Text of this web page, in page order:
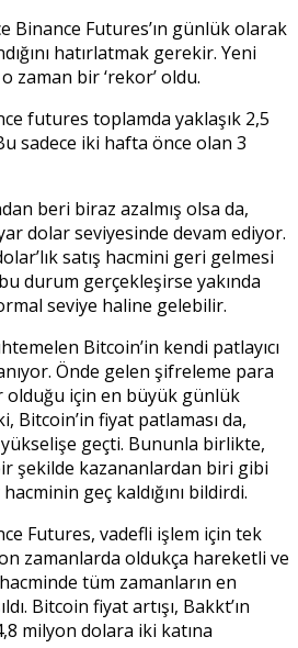
Binance Futures’ın günlük olarak
hatırlatmak gerekir. Yeni
zaman bir ‘rekor’ oldu.
futures toplamda yaklaşık 2,5
sadece iki hafta önce olan 3
beri biraz azalmış olsa da,
dolar seviyesinde devam ediyor.
satış hacmini geri gelmesi
durum gerçekleşirse yakında
seviye haline gelebilir.
Bitcoin’in kendi patlayıcı
Önde gelen şifreleme para
olduğu için en büyük günlük
Bitcoin’in fiyat patlaması da,
geçti. Bununla birlikte,
şekilde kazananlardan biri gibi
geç kaldığını bildirdi.
Futures, vadefli işlem için tek
zamanlarda oldukça hareketli ve
tüm zamanların en
Bitcoin fiyat artışı, Bakkt’ın
milyon dolara iki katına